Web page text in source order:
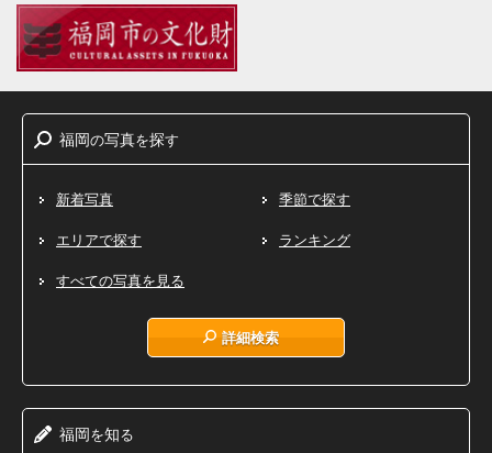
福岡の写真を探す
新着写真 季節で探す
エリアで探す ランキング
すべての写真を見る
詳細検索
福岡を知る